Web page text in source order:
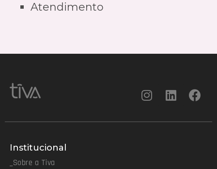
Atendimento
Institucional
_Sobre a Tiva